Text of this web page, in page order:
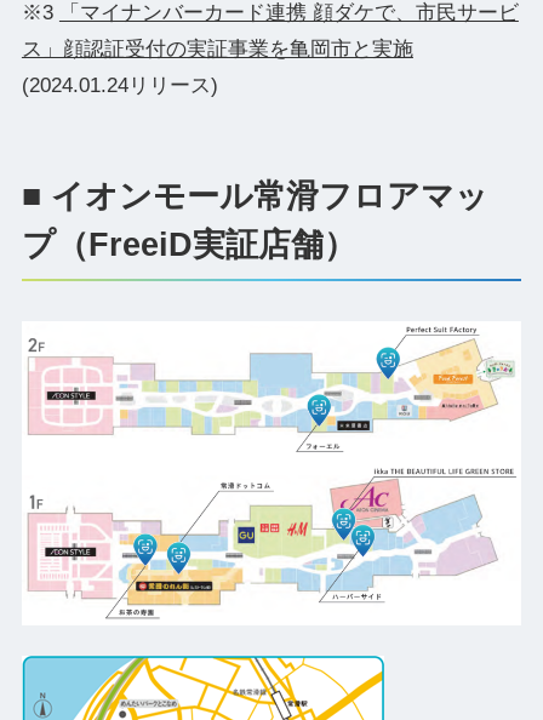
※3
「マイナンバーカード連携 顔ダケで、市民サービ
ス」顔認証受付の実証事業を亀岡市と実施
(2024.01.24リリース)
■ イオンモール常滑フロアマッ
プ（FreeiD実証店舗）